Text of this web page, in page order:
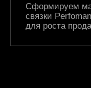
Сформируем
связки
для роста